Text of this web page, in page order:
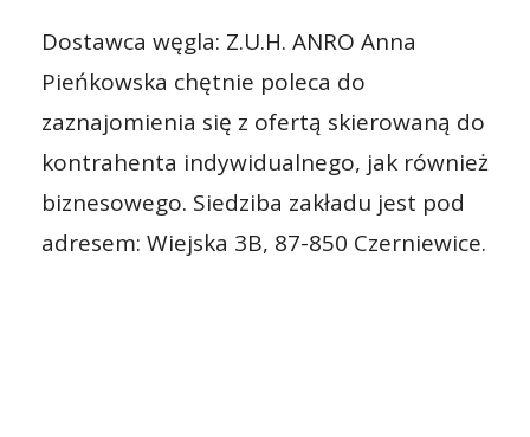
Dostawca węgla: Z.U.H. ANRO Anna
Pieńkowska chętnie poleca do
zaznajomienia się z ofertą skierowaną do
kontrahenta indywidualnego, jak również
biznesowego. Siedziba zakładu jest pod
adresem: Wiejska 3B, 87-850 Czerniewice.